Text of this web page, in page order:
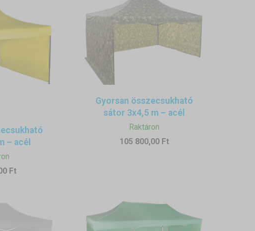
vízálló. Az oldalfalakat tépőzárral
néhány percen belül
horgonyzó hevederrel, vagy
– acél
Ft
Gyorsan összecsukható
sátor 3x4,5 m – acél
Raktáron
105 800,00 Ft